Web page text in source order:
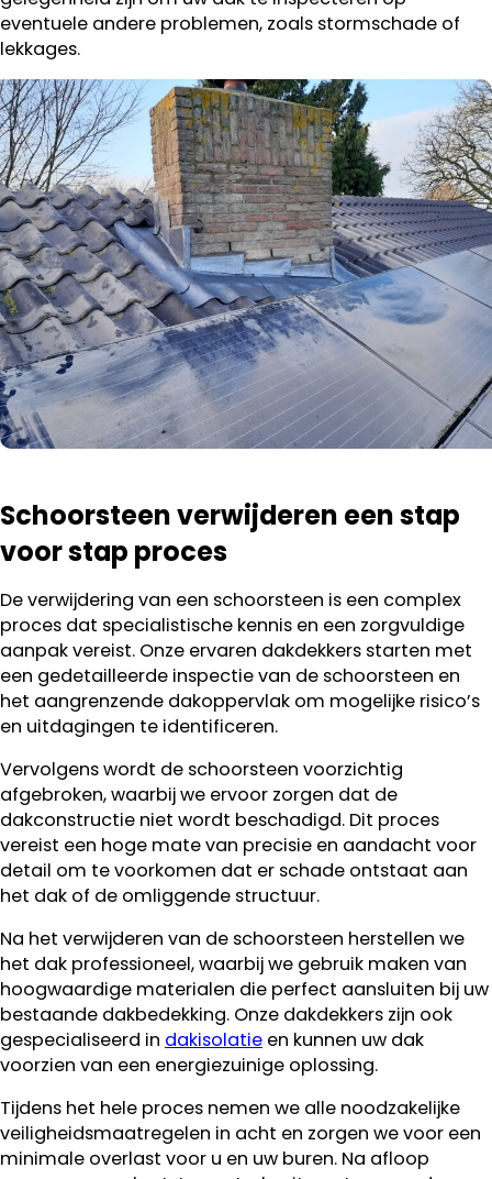
eventuele andere problemen, zoals stormschade of
lekkages.
Schoorsteen verwijderen een stap
voor stap proces
De verwijdering van een schoorsteen is een complex
proces dat specialistische kennis en een zorgvuldige
aanpak vereist. Onze ervaren dakdekkers starten met
een gedetailleerde inspectie van de schoorsteen en
het aangrenzende dakoppervlak om mogelijke risico’s
en uitdagingen te identificeren.
Vervolgens wordt de schoorsteen voorzichtig
afgebroken, waarbij we ervoor zorgen dat de
dakconstructie niet wordt beschadigd. Dit proces
vereist een hoge mate van precisie en aandacht voor
detail om te voorkomen dat er schade ontstaat aan
het dak of de omliggende structuur.
Na het verwijderen van de schoorsteen herstellen we
het dak professioneel, waarbij we gebruik maken van
hoogwaardige materialen die perfect aansluiten bij uw
bestaande dakbedekking. Onze dakdekkers zijn ook
gespecialiseerd in dakisolatie en kunnen uw dak
voorzien van een energiezuinige oplossing.
Tijdens het hele proces nemen we alle noodzakelijke
veiligheidsmaatregelen in acht en zorgen we voor een
minimale overlast voor u en uw buren. Na afloop